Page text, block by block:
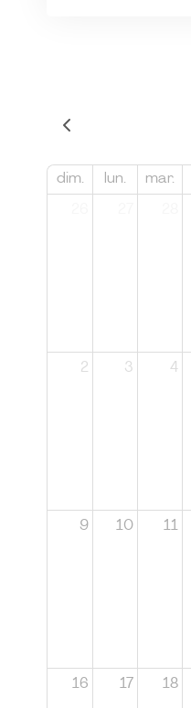
dim. lun. mar.
2 3 4
9 10 11
16 17 18